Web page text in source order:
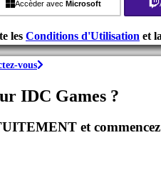
Accèder avec Microsoft
les Conditions d'Utilisation et la
vous
IDC Games ?
et